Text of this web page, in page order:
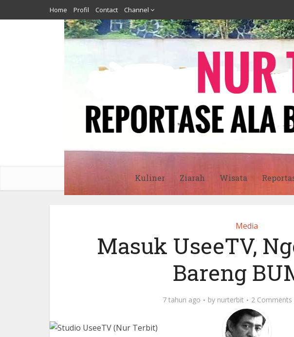
Home Profil Contact Channel
Kuliner Ziarah Wisata
Media
Masuk UseeTV,
Bareng
7 tahun ago by nurterbit 2 Comments